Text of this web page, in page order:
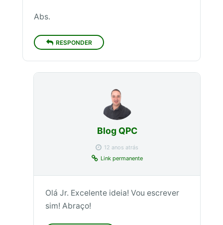
Abs.
RESPONDER
Blog QPC
12 anos atrás
Link permanente
Olá Jr. Excelente ideia! Vou escrever
sim! Abraço!